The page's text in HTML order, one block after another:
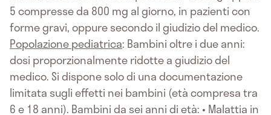
5 compresse da 800 mg al giorno, in pazienti con
forme gravi, oppure secondo il giudizio del medico.
Popolazione pediatrica: Bambini oltre i due anni:
dosi proporzionalmente ridotte a giudizio del
medico. Si dispone solo di una documentazione
limitata sugli effetti nei bambini (età compresa tra
6 e 18 anni). Bambini da sei anni di età: • Malattia in